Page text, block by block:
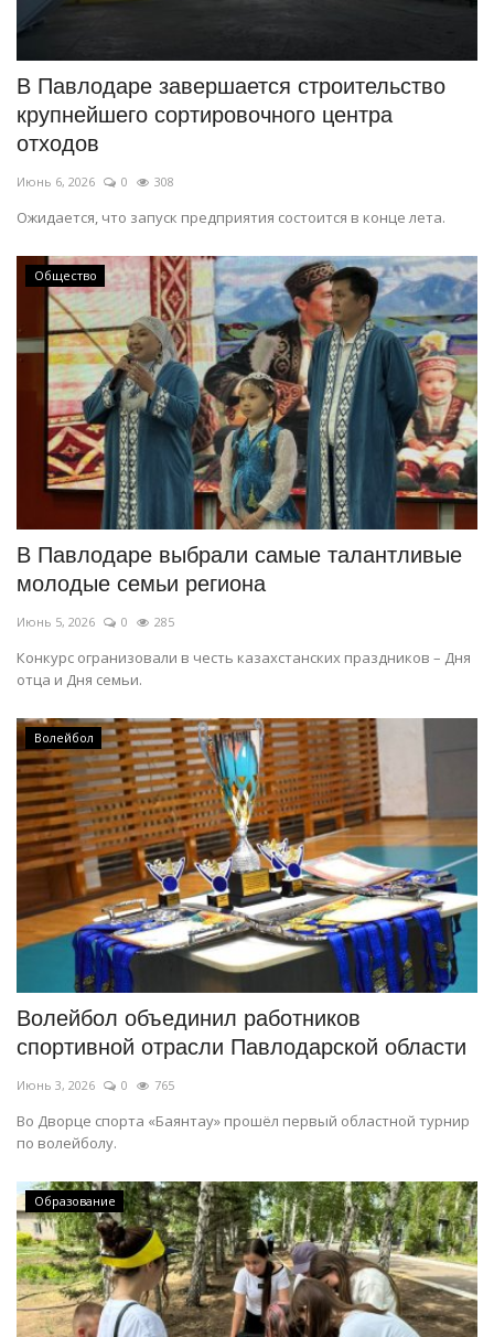
В Павлодаре завершается строительство
крупнейшего сортировочного центра
отходов
Июнь 6, 2026 0 308
Ожидается, что запуск предприятия состоится в конце лета.
Общество
В Павлодаре выбрали самые талантливые
молодые семьи региона
Июнь 5, 2026 0 285
Конкурс огранизовали в честь казахстанских праздников – Дня
отца и Дня семьи.
Волейбол
Волейбол объединил работников
спортивной отрасли Павлодарской области
Июнь 3, 2026 0 765
Во Дворце спорта «Баянтау» прошёл первый областной турнир
по волейболу.
Образование